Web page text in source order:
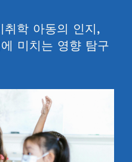
취학 아동의 인지,
미치는 영향 탐구